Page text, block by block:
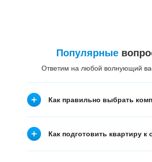
Популярные
Ответим на любой волнующий
Как правильно выбрать
Как подготовить квартиру к